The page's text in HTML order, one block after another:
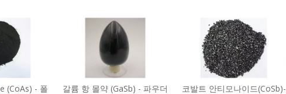
(CoAs) - 폴
갈륨 항 몰약 (GaSb) - 파우더
코발트 안티모나이드(CoSb)-